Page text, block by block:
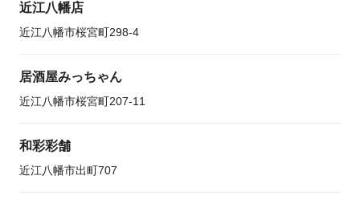
近江八幡店
近江八幡市桜宮町298-4
居酒屋みっちゃん
近江八幡市桜宮町207-11
和彩彩舗
近江八幡市出町707